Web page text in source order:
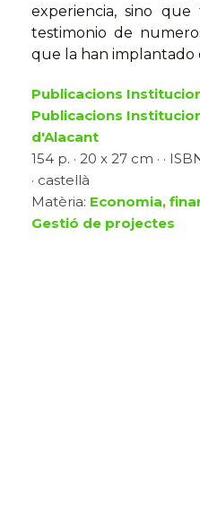
experiencia, sino
testimonio de
que la han implantado
Publicacions
Publicacions
d'Alacant
154 p. · 20 x 27 cm · ·
· castellà
Matèria: Economia,
Gestió de projectes